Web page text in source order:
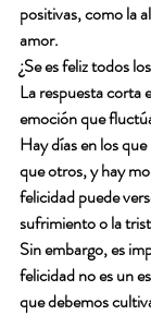
positivas, como la
amor.
¿Se es feliz todos
La respuesta corta
emoción que
Hay días en los
que otros, y hay
felicidad puede
sufrimiento o la
Sin embargo, es
felicidad no es un
que debemos